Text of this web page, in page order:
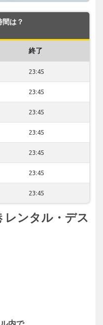
は？
終了
23:45
23:45
23:45
23:45
23:45
23:45
23:45
レンタル・デス